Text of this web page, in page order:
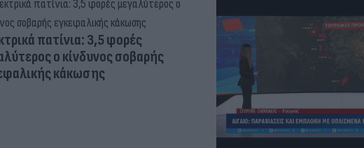
πατίνια: 3,5 φορές
ο κίνδυνος σοβαρής
κάκωσης